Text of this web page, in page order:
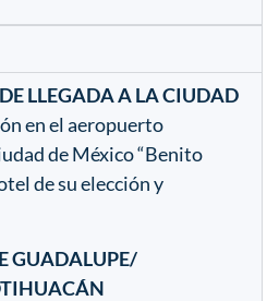
LLEGADA A LA CIUDAD
en el aeropuerto
de México “Benito
de su elección y
GUADALUPE/